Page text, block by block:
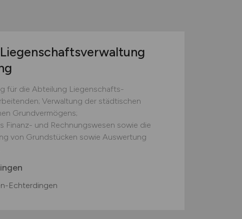
für die Abteilung Liegenschafts­
Verwaltung der städtischen
Grund­vermögens;
Finanz- und Rechnungs­wesen sowie die
von Grundstücken sowie Auswertung
Echterdingen